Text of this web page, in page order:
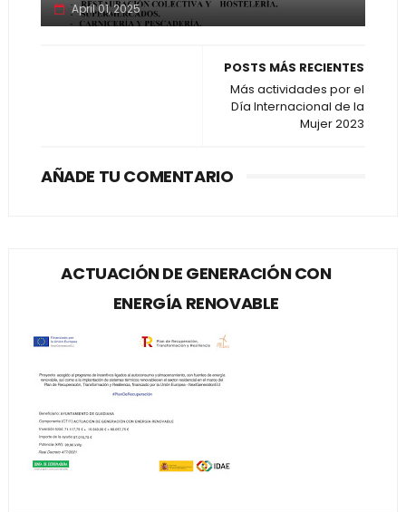
April 01, 2025
POSTS MÁS RECIENTES
Más actividades por el
Día Internacional de la
Mujer 2023
AÑADE TU COMENTARIO
ACTUACIÓN DE GENERACIÓN CON
ENERGÍA RENOVABLE